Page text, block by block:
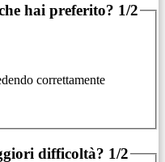
hai preferito? 1/2
correttamente
difficoltà? 1/2